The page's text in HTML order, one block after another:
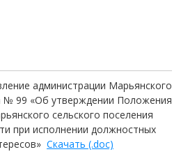
администрации Марьянского
№ 99 «Об утверждении Положения
сельского поселения
при исполнении должностных
Скачать (.doc)